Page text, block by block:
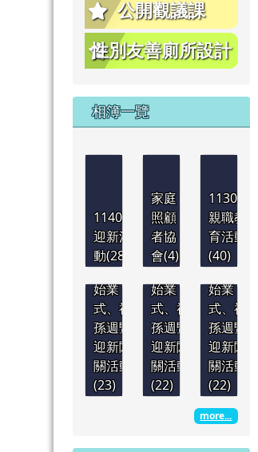
公開觀議課
性別友善廁所設計
相簿一覽
1140901
迎新活
動(28)
家庭
照顧
者協
會(4)
1130921
親職教
育活動
(40)
1130830
始業
式、祖
孫週暨
迎新闖
關活動
(23)
1130830
始業
式、祖
孫週暨
迎新闖
關活動
(22)
1130830
始業
式、祖
孫週暨
迎新闖
關活動
(22)
more...